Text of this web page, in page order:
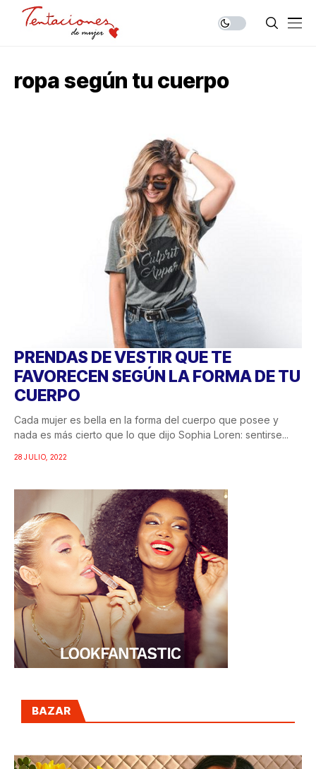
ropa según tu cuerpo
PRENDAS DE VESTIR QUE TE
FAVORECEN SEGÚN LA FORMA DE TU
CUERPO
Cada mujer es bella en la forma del cuerpo que posee y
nada es más cierto que lo que dijo Sophia Loren: sentirse...
28 JULIO, 2022
BAZAR